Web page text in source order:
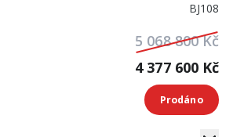
BJ108
5 068 800 Kč
4 377 600 Kč
Prodáno